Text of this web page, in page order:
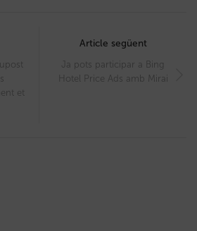
et
Article següent
Ja pots participar a Bing
Hotel Price Ads amb Mirai